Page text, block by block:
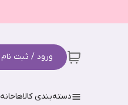
ورود / ثبت نام
دسته‌بندی کالاهاخانه